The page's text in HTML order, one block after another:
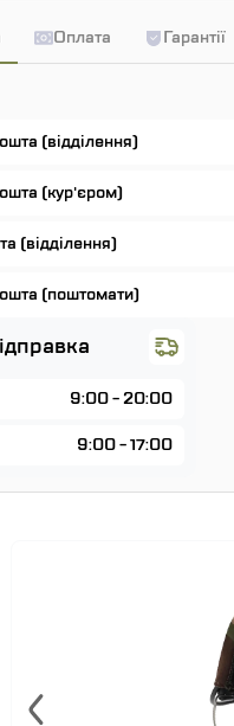
Оплата Гарантії
(відділення)
(кур'єром)
(відділення)
(поштомати)
9:00 - 20:00
9:00 - 17:00